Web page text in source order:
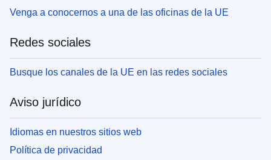
Venga a conocernos a una de las oficinas de la UE
Redes sociales
Busque los canales de la UE en las redes sociales
Aviso jurídico
Idiomas en nuestros sitios web
Política de privacidad